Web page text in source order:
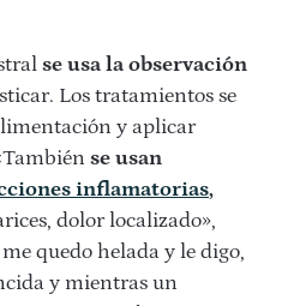
se usa la observación
Los tratamientos se
y aplicar
se usan
inflamatorias,
dolor localizado»,
quedo helada y le digo,
y mientras un